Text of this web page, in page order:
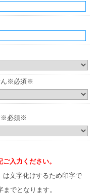
ん※必須※
※必須※
入力ください。
文字化けするため印字で
でとなります。